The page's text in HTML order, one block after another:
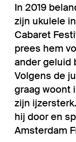
In 2019
zijn ukulele
Cabaret
prees hem
ander geluid
Volgens de
graag woont
zijn
hij door en
Amsterdam